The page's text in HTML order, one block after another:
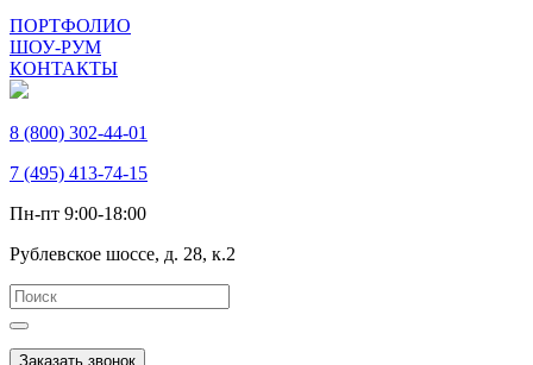
ПОРТФОЛИО
ШОУ-РУМ
КОНТАКТЫ
8 (800) 302-44-01
7 (495) 413-74-15
Пн-пт 9:00-18:00
Рублевское шоссе, д. 28, к.2
Заказать звонок